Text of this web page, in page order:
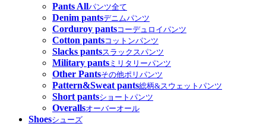
Pants Allパンツ全て
Denim pantsデニムパンツ
Corduroy pantsコーデュロイパンツ
Cotton pantsコットンパンツ
Slacks pantsスラックスパンツ
Military pants ミリタリーパンツ
Other Pantsその他ポリパンツ
Pattern&Sweat pants総柄&スウェットパンツ
Short pantsショートパンツ
Overallsオーバーオール
Shoesシューズ